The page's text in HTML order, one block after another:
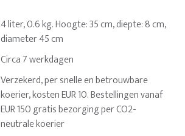
4 liter, 0.6 kg. Hoogte: 35 cm, diepte: 8 cm,
diameter 45 cm
Circa 7 werkdagen
Verzekerd, per snelle en betrouwbare
koerier, kosten EUR 10. Bestellingen vanaf
EUR 150 gratis bezorging per CO2-
neutrale koerier